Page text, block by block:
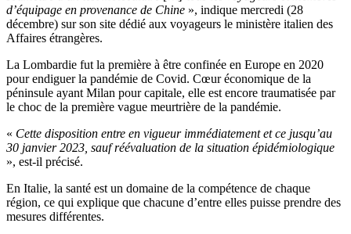
d’équipage en provenance de Chine », indique mercredi (28
décembre) sur son site dédié aux voyageurs le ministère italien des
Affaires étrangères.
La Lombardie fut la première à être confinée en Europe en 2020
pour endiguer la pandémie de Covid. Cœur économique de la
péninsule ayant Milan pour capitale, elle est encore traumatisée par
le choc de la première vague meurtrière de la pandémie.
« Cette disposition entre en vigueur immédiatement et ce jusqu’au
30 janvier 2023, sauf réévaluation de la situation épidémiologique
», est-il précisé.
En Italie, la santé est un domaine de la compétence de chaque
région, ce qui explique que chacune d’entre elles puisse prendre des
mesures différentes.